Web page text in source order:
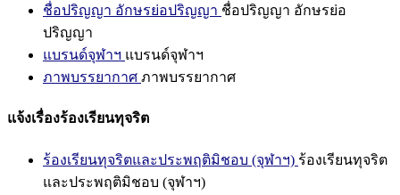
ชื่อปริญญา อักษรย่อปริญญา ชื่อปริญญา อักษรย่อ
ปริญญา
แบรนด์จุฬาฯ แบรนด์จุฬาฯ
ภาพบรรยากาศ ภาพบรรยากาศ
แจ้งเรื่องร้องเรียนทุจริต
ร้องเรียนทุจริตและประพฤติมิชอบ (จุฬาฯ) ร้องเรียนทุจริต
และประพฤติมิชอบ (จุฬาฯ)